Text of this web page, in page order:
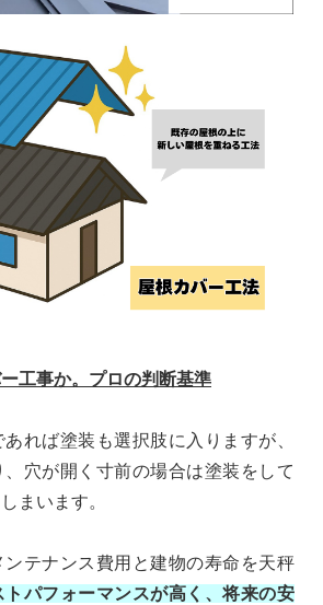
工事か。プロの判断基準
れば塗装も選択肢に入りますが、
穴が開く寸前の場合は塗装をして
まいます。
テナンス費用と建物の寿命を天秤
トパフォーマンスが高く、将来の安